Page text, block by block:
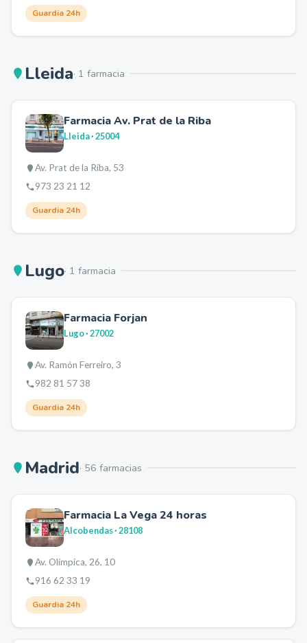
Guardia 24h
Lleida· 1 farmacia
Farmacia Av. Prat de la Riba
Lleida· 25004
Av. Prat de la Riba, 53
973 23 21 12
Guardia 24h
Lugo· 1 farmacia
Farmacia Forjan
Lugo· 27002
Av. Ramón Ferreiro, 3
982 81 57 38
Guardia 24h
Madrid· 56 farmacias
Farmacia La Vega 24 horas
Alcobendas· 28108
Av. Olímpica, 26, 10
916 62 33 19
Guardia 24h